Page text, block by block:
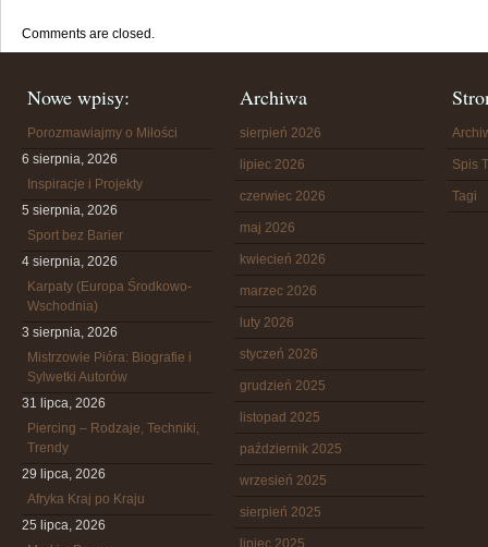
Comments are closed.
Nowe wpisy:
Porozmawiajmy o Miłości
6 sierpnia, 2026
Inspiracje i Projekty
5 sierpnia, 2026
Sport bez Barier
4 sierpnia, 2026
Karpaty (Europa Środkowo-
Wschodnia)
3 sierpnia, 2026
Mistrzowie Pióra: Biografie i
Sylwetki Autorów
31 lipca, 2026
Piercing – Rodzaje, Techniki,
Trendy
29 lipca, 2026
Afryka Kraj po Kraju
25 lipca, 2026
Archiwa
sierpień 2026
lipiec 2026
czerwiec 2026
maj 2026
kwiecień 2026
marzec 2026
luty 2026
styczeń 2026
grudzień 2025
listopad 2025
październik 2025
wrzesień 2025
sierpień 2025
lipiec 2025
Spis
Tagi